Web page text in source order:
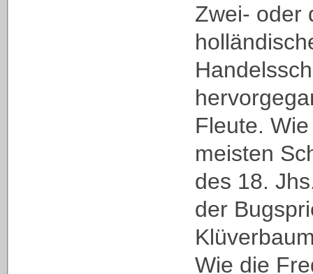
Zwei- oder
Fleute.
meisten
des 18.
der
Wie die